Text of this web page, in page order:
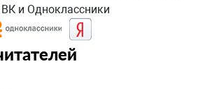
и Одноклассники